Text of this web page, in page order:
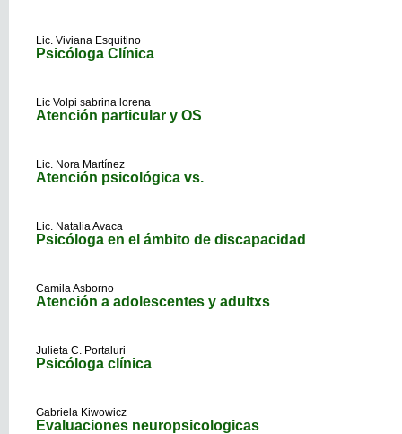
Lic. Viviana Esquitino
Psicóloga Clínica
Lic Volpi sabrina lorena
Atención particular y OS
Lic. Nora Martínez
Atención psicológica vs.
Lic. Natalia Avaca
Psicóloga en el ámbito de discapacidad
Camila Asborno
Atención a adolescentes y adultxs
Julieta C. Portaluri
Psicóloga clínica
Gabriela Kiwowicz
Evaluaciones neuropsicologicas